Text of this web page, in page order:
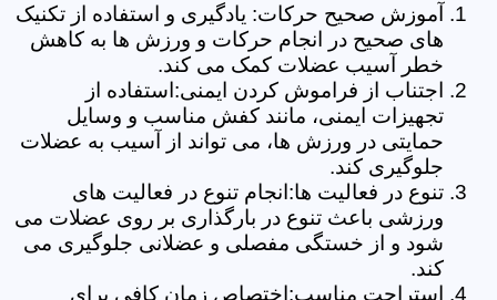
آموزش صحیح حرکات: یادگیری و استفاده از تکنیک
های صحیح در انجام حرکات و ورزش ها به کاهش
خطر آسیب عضلات کمک می کند.
اجتناب از فراموش کردن ایمنی:استفاده از
تجهیزات ایمنی، مانند کفش مناسب و وسایل
حمایتی در ورزش ها، می تواند از آسیب به عضلات
جلوگیری کند.
تنوع در فعالیت ها:انجام تنوع در فعالیت های
ورزشی باعث تنوع در بارگذاری بر روی عضلات می
شود و از خستگی مفصلی و عضلانی جلوگیری می
کند.
استراحت مناسب:اختصاص زمان کافی برای